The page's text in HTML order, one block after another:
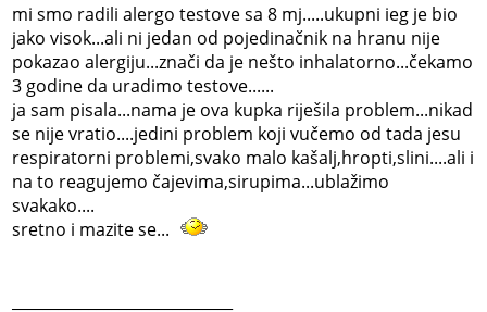
mi smo radili alergo testove sa 8 mj.....ukupni ieg je bio
jako visok...ali ni jedan od pojedinačnik na hranu nije
pokazao alergiju...znači da je nešto inhalatorno...čekamo
3 godine da uradimo testove......
ja sam pisala...nama je ova kupka riješila problem...nikad
se nije vratio....jedini problem koji vučemo od tada jesu
respiratorni problemi,svako malo kašalj,hropti,slini....ali i
na to reagujemo čajevima,sirupima...ublažimo
svakako....
sretno i mazite se...